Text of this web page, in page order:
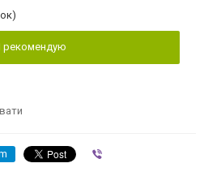
рекомендую